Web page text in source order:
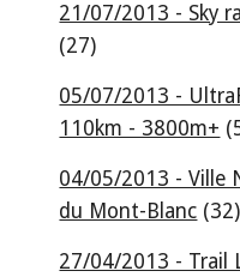
21/07/2013 - Sky
(27)
05/07/2013 -
110km - 3800m+
04/05/2013 - Ville
du Mont-Blanc (32)
27/04/2013 - Trail